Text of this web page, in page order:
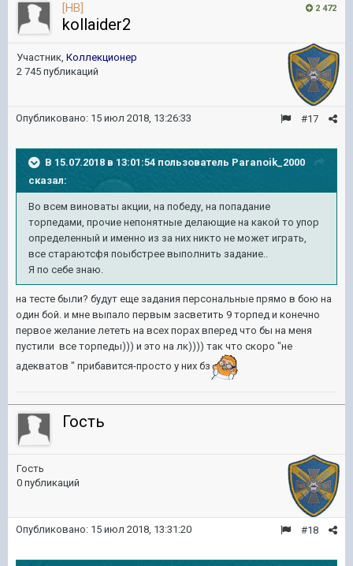
2 472
[HB]
kollaider2
Участник, Коллекционер
2 745 публикаций
#17
Опубликовано: 15 июл 2018, 13:26:33
В 15.07.2018 в 13:01:54 пользователь Paranoik_2000
сказал:
Во всем виноваты акции, на победу, на попадание
торпедами, прочие непонятные делающие на какой то упор
определенный и именно из за них никто не может играть,
все стараютсфя поыбстрее выполнить задание..
Я по себе знаю.
на тесте были? будут еще задания персональные прямо в бою на
один бой. и мне выпало первым засветить 9 торпед и конечно
первое желание лететь на всех порах вперед что бы на меня
пустили все торпеды))) и это на лк)))) так что скоро "не
адекватов " прибавится-просто у них бз
Гость
Гость
0 публикаций
#18
Опубликовано: 15 июл 2018, 13:31:20